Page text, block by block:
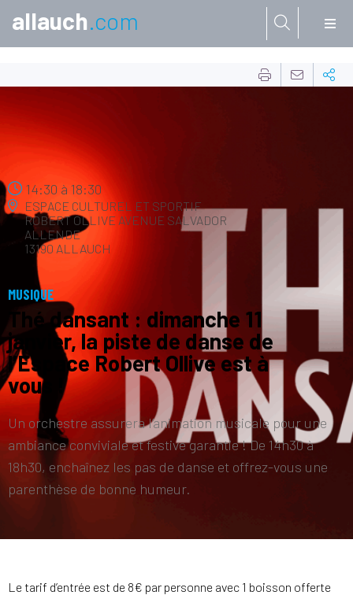
allauch.com
14:30 à18:30
ESPACE CULTUREL ET SPORTIF
ROBERT OLLIVE AVENUE SALVADOR
ALLENDE
13190 ALLAUCH
MUSIQUE
Thé dansant : dimanche 11
janvier, la piste de danse de
l’Espace Robert Ollive est à
vous !
Un orchestre assurera l’animation musicale pour une
ambiance conviviale et festive garantie ! De 14h30 à
18h30, enchaînez les pas de danse et offrez-vous une
parenthèse de bonne humeur.
Le tarif d’entrée est de 8€ par personne avec 1 boisson offerte